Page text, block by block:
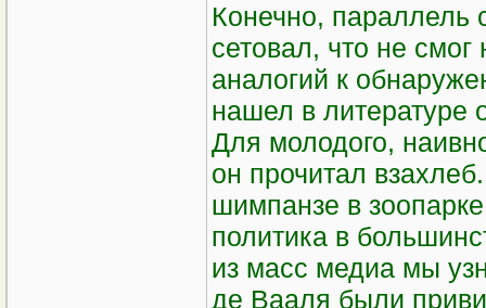
Конечно, параллель
сетовал, что не смог
аналогий к
нашел в литературе
Для молодого,
он прочитал
шимпанзе в
политика в
из масс медиа мы
де Вааля были